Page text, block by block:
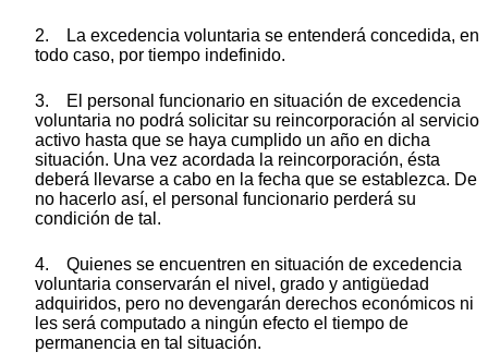
2. La excedencia voluntaria se entenderá concedida, en
todo caso, por tiempo indefinido.
3. El personal funcionario en situación de excedencia
voluntaria no podrá solicitar su reincorporación al servicio
activo hasta que se haya cumplido un año en dicha
situación. Una vez acordada la reincorporación, ésta
deberá llevarse a cabo en la fecha que se establezca. De
no hacerlo así, el personal funcionario perderá su
condición de tal.
4. Quienes se encuentren en situación de excedencia
voluntaria conservarán el nivel, grado y antigüedad
adquiridos, pero no devengarán derechos económicos ni
les será computado a ningún efecto el tiempo de
permanencia en tal situación.